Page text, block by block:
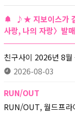
♪★ 지보이스가
사랑, 나의 자랑〉발
친구사이 2026년 8
2026-08-03
RUN/OUT
RUN/OUT, 월드프라